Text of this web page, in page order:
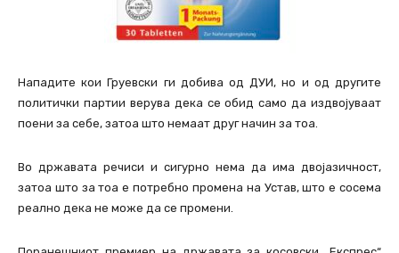
Нападите кои Груевски ги добива од ДУИ, но и од другите
политички партии верува дека се обид само да издвојуваат
поени за себе, затоа што немаат друг начин за тоа.
Во државата речиси и сигурно нема да има двојазичност,
затоа што за тоа е потребно промена на Устав, што е сосема
реално дека не може да се промени.